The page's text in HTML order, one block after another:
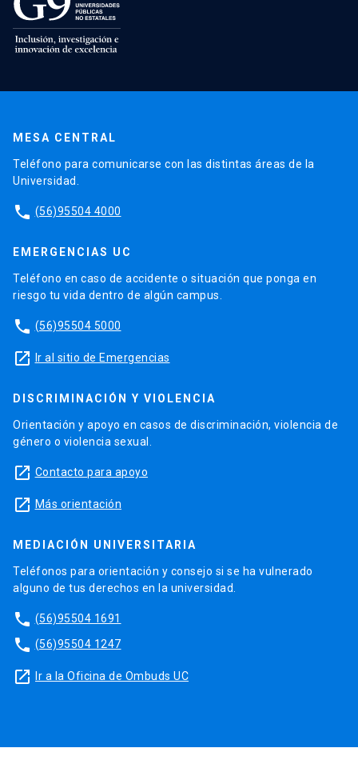
MESA CENTRAL
Teléfono para comunicarse con las distintas áreas de la
Universidad.
phone (56)95504 4000
EMERGENCIAS UC
Teléfono en caso de accidente o situación que ponga en
riesgo tu vida dentro de algún campus.
phone (56)95504 5000
launch Ir al sitio de Emergencias
DISCRIMINACIÓN Y VIOLENCIA
Orientación y apoyo en casos de discriminación, violencia de
género o violencia sexual.
launch Contacto para apoyo
launch Más orientación
MEDIACIÓN UNIVERSITARIA
Teléfonos para orientación y consejo si se ha vulnerado
alguno de tus derechos en la universidad.
phone (56)95504 1691
phone (56)95504 1247
launch Ir a la Oficina de Ombuds UC